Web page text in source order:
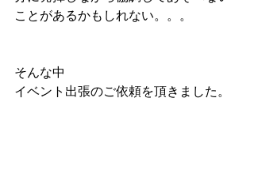
ことがあるかもしれない。。。
そんな中
イベント出張のご依頼を頂きました。